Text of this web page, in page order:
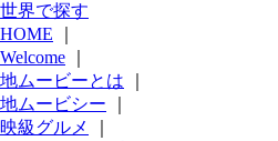
世界で探す
HOME
Welcome
地ムービーとは
地ムービシー
映級グルメ